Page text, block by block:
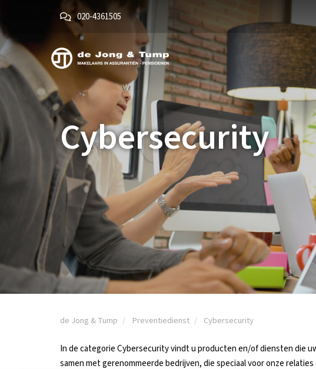
020-4361505
Cybersecurity
de Jong & Tump Preventiedienst Cybersecurity
In de categorie Cybersecurity vindt u producten en/of diensten die
samen met gerenommeerde bedrijven, die speciaal voor onze